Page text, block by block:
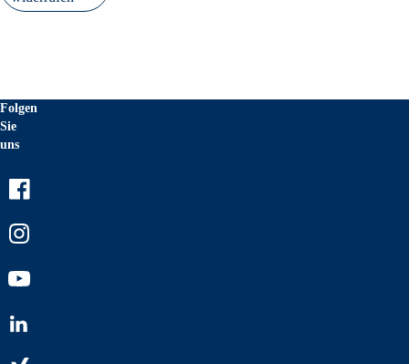
Folgen
Sie
uns
Youtube